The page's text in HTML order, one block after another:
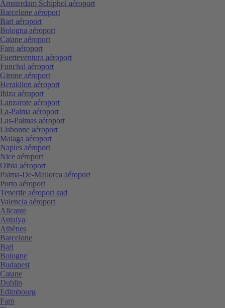
Amsterdam Schiphol aéroport
Barcelone aéroport
Bari aéroport
Bologna aéroport
Catane aéroport
Faro aéroport
Fuerteventura aéroport
Funchal aéroport
Girone aéroport
Heraklion aéroport
Ibiza aéroport
Lanzarote aéroport
La-Palma aéroport
Las-Palmas aéroport
Lisbonne aéroport
Malaga aéroport
Naples aéroport
Nice aéroport
Olbia aéroport
Palma-De-Mallorca aéroport
Porto aéroport
Tenerife aéroport sud
Valencia aéroport
Alicante
Antalya
Athènes
Barcelone
Bari
Bologne
Budapest
Catane
Dublin
Edimbourg
Faro